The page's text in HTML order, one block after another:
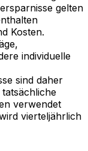
gelten
Kosten.
individuelle
sind daher
verwendet
vierteljährlich